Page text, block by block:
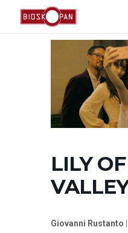
LILY
Giovanni Rustanto